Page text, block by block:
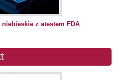
niebieskie z atestem FDA